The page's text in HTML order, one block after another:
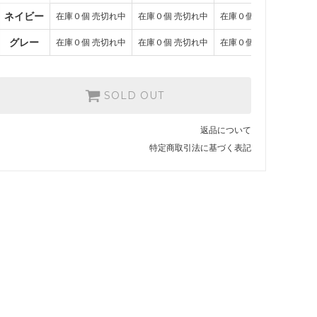
在庫０個 売切れ中
ネイビー
SOLD OUT
在庫０個 売切れ中
在庫０個 売切れ中
在庫０個 売切れ中
ネイビー 在庫０個 売切れ中 在庫０個 売切れ中 在庫０個 売切れ中
グレー 在庫０個 売切れ中 在庫０個 売切れ中 在庫０個 売切れ中
SOLD OUT
返品について
特定商取引法に基づく表記